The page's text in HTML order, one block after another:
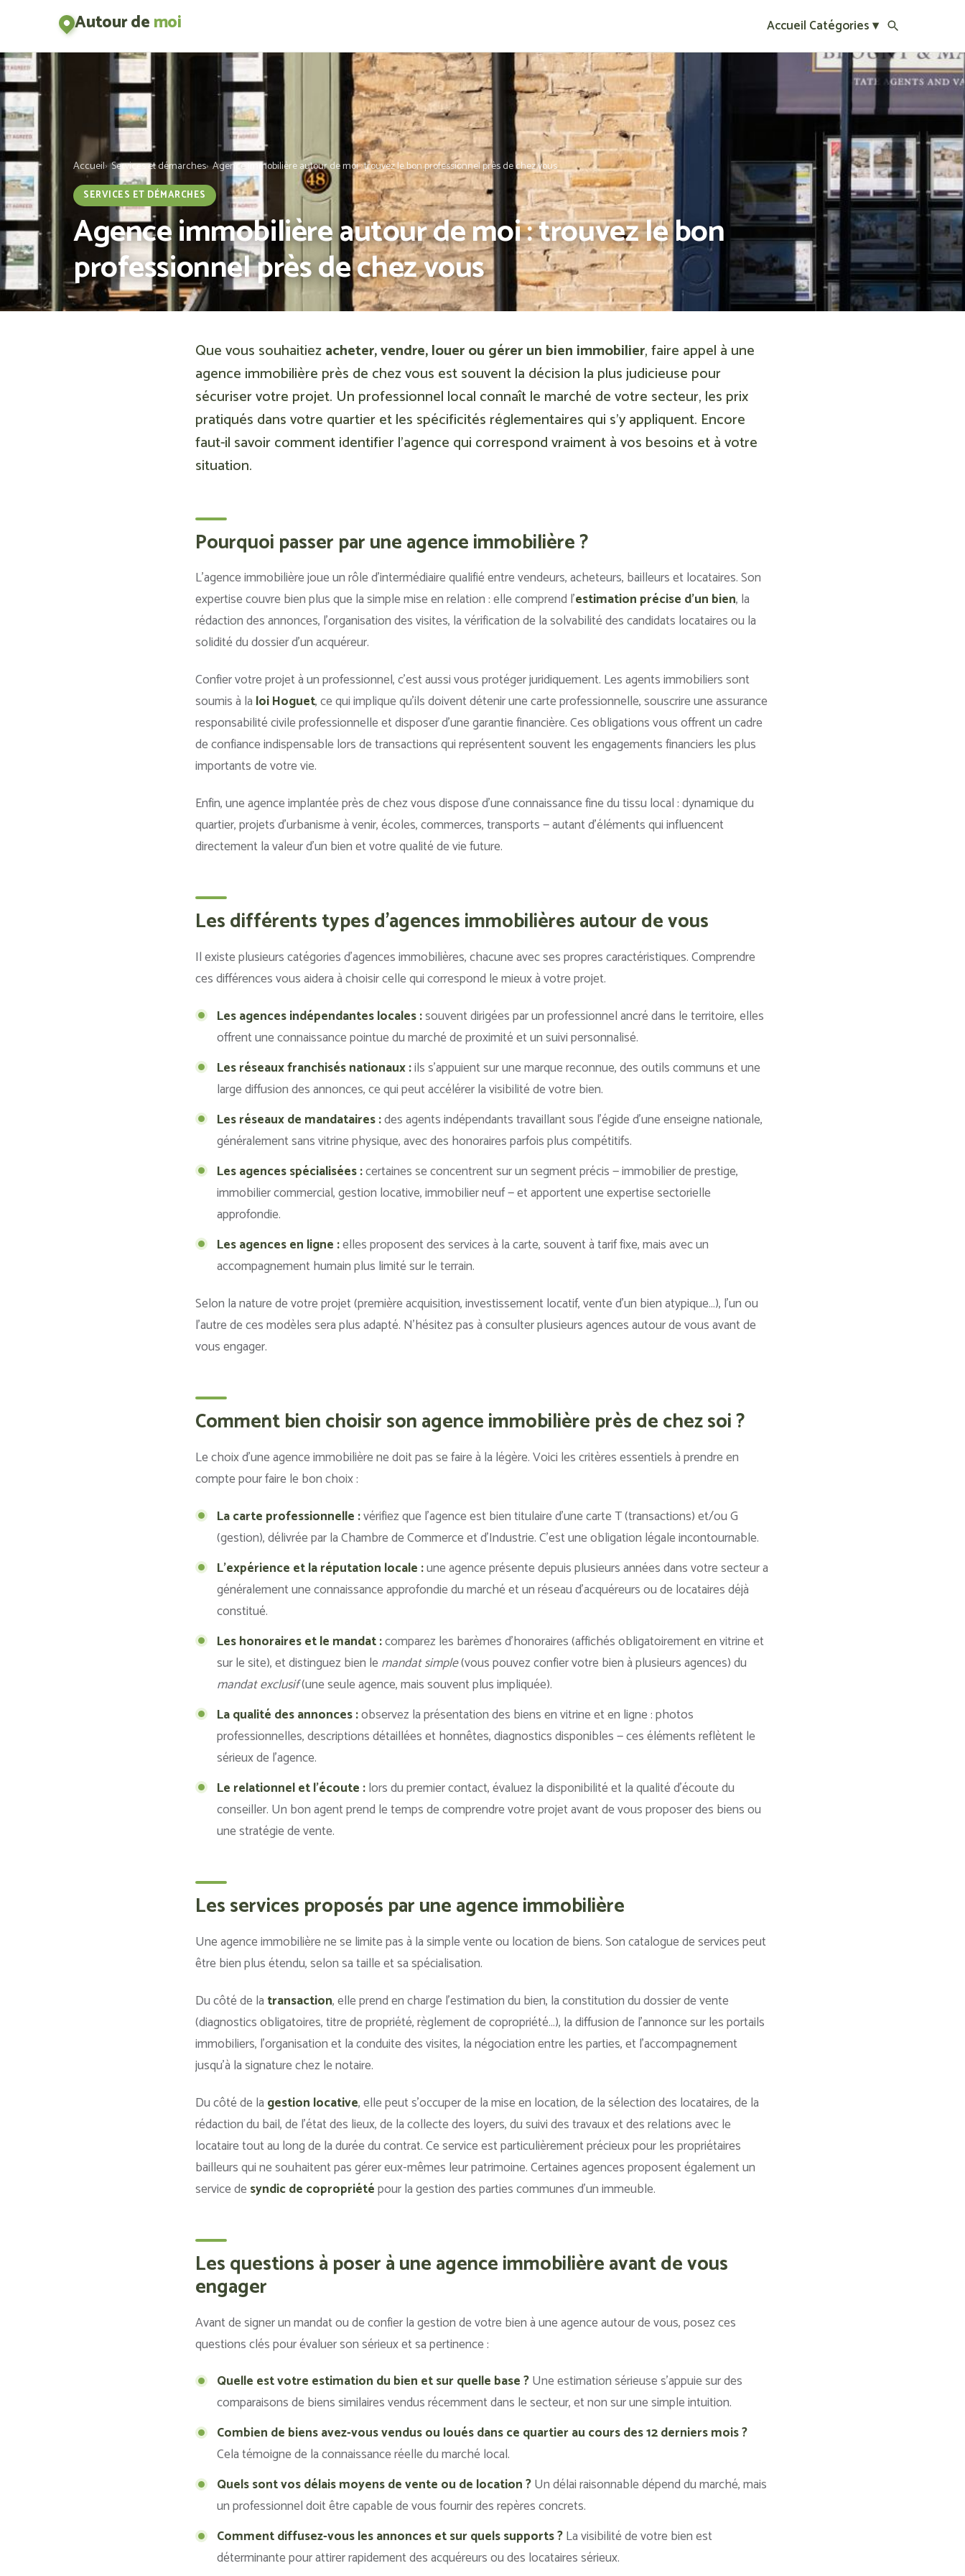
Autour demoi Accueil Catégories ▾
Accueil Services et démarches Agence immobilière autour de moi : trouvez le bon professionnel près de chez vous
SERVICES ET DÉMARCHES
Agence immobilière autour de moi : trouvez le bon
professionnel près de chez vous
Que vous souhaitiezacheter, vendre, louer ou gérer un bien immobilier, faire appel à une
agence immobilière près de chez vous est souvent la décision la plus judicieuse pour
sécuriser votre projet. Un professionnel local connaît le marché de votre secteur, les prix
pratiqués dans votre quartier et les spécificités réglementaires qui s’y appliquent. Encore
faut-il savoir comment identifier l’agence qui correspond vraiment à vos besoins et à votre
situation.
Pourquoi passer par une agence immobilière ?
L’agence immobilière joue un rôle d’intermédiaire qualifié entre vendeurs, acheteurs, bailleurs et locataires. Son
expertise couvre bien plus que la simple mise en relation : elle comprend l’estimation précise d’un bien, la
rédaction des annonces, l’organisation des visites, la vérification de la solvabilité des candidats locataires ou la
solidité du dossier d’un acquéreur.
Confier votre projet à un professionnel, c’est aussi vous protéger juridiquement. Les agents immobiliers sont
soumis à la loi Hoguet, ce qui implique qu’ils doivent détenir une carte professionnelle, souscrire une assurance
responsabilité civile professionnelle et disposer d’une garantie financière. Ces obligations vous offrent un cadre
de confiance indispensable lors de transactions qui représentent souvent les engagements financiers les plus
importants de votre vie.
Enfin, une agence implantée près de chez vous dispose d’une connaissance fine du tissu local : dynamique du
quartier, projets d’urbanisme à venir, écoles, commerces, transports — autant d’éléments qui influencent
directement la valeur d’un bien et votre qualité de vie future.
Les différents types d'agences immobilières autour de vous
Il existe plusieurs catégories d’agences immobilières, chacune avec ses propres caractéristiques. Comprendre
ces différences vous aidera à choisir celle qui correspond le mieux à votre projet.
Les agences indépendantes locales :souvent dirigées par un professionnel ancré dans le territoire, elles
offrent une connaissance pointue du marché de proximité et un suivi personnalisé.
Les réseaux franchisés nationaux :ils s’appuient sur une marque reconnue, des outils communs et une
large diffusion des annonces, ce qui peut accélérer la visibilité de votre bien.
Les réseaux de mandataires :des agents indépendants travaillant sous l’égide d’une enseigne nationale,
généralement sans vitrine physique, avec des honoraires parfois plus compétitifs.
Les agences spécialisées :certaines se concentrent sur un segment précis — immobilier de prestige,
immobilier commercial, gestion locative, immobilier neuf — et apportent une expertise sectorielle
approfondie.
Les agences en ligne :elles proposent des services à la carte, souvent à tarif fixe, mais avec un
accompagnement humain plus limité sur le terrain.
Selon la nature de votre projet (première acquisition, investissement locatif, vente d’un bien atypique…), l’un ou
l’autre de ces modèles sera plus adapté. N’hésitez pas à consulter plusieurs agences autour de vous avant de
vous engager.
Comment bien choisir son agence immobilière près de chez soi ?
Le choix d’une agence immobilière ne doit pas se faire à la légère. Voici les critères essentiels à prendre en
compte pour faire le bon choix :
La carte professionnelle :vérifiez que l’agence est bien titulaire d’une carte T (transactions) et/ou G
(gestion), délivrée par la Chambre de Commerce et d’Industrie. C’est une obligation légale incontournable.
L’expérience et la réputation locale :une agence présente depuis plusieurs années dans votre secteur a
généralement une connaissance approfondie du marché et un réseau d’acquéreurs ou de locataires déjà
constitué.
Les honoraires et le mandat :comparez les barèmes d’honoraires (affichés obligatoirement en vitrine et
sur le site), et distinguez bien lemandat simple(vous pouvez confier votre bien à plusieurs agences) du
mandat exclusif(une seule agence, mais souvent plus impliquée).
La qualité des annonces :observez la présentation des biens en vitrine et en ligne : photos
professionnelles, descriptions détaillées et honnêtes, diagnostics disponibles — ces éléments reflètent le
sérieux de l’agence.
Le relationnel et l’écoute :lors du premier contact, évaluez la disponibilité et la qualité d’écoute du
conseiller. Un bon agent prend le temps de comprendre votre projet avant de vous proposer des biens ou
une stratégie de vente.
Les services proposés par une agence immobilière
Une agence immobilière ne se limite pas à la simple vente ou location de biens. Son catalogue de services peut
être bien plus étendu, selon sa taille et sa spécialisation.
Du côté de la transaction, elle prend en charge l’estimation du bien, la constitution du dossier de vente
(diagnostics obligatoires, titre de propriété, règlement de copropriété…), la diffusion de l’annonce sur les portails
immobiliers, l’organisation et la conduite des visites, la négociation entre les parties, et l’accompagnement
jusqu’à la signature chez le notaire.
Du côté de la gestion locative, elle peut s’occuper de la mise en location, de la sélection des locataires, de la
rédaction du bail, de l’état des lieux, de la collecte des loyers, du suivi des travaux et des relations avec le
locataire tout au long de la durée du contrat. Ce service est particulièrement précieux pour les propriétaires
bailleurs qui ne souhaitent pas gérer eux-mêmes leur patrimoine. Certaines agences proposent également un
service desyndic de copropriétépour la gestion des parties communes d’un immeuble.
Les questions à poser à une agence immobilière avant de vous
engager
Avant de signer un mandat ou de confier la gestion de votre bien à une agence autour de vous, posez ces
questions clés pour évaluer son sérieux et sa pertinence :
Quelle est votre estimation du bien et sur quelle base ?Une estimation sérieuse s’appuie sur des
comparaisons de biens similaires vendus récemment dans le secteur, et non sur une simple intuition.
Combien de biens avez-vous vendus ou loués dans ce quartier au cours des 12 derniers mois ?
Cela témoigne de la connaissance réelle du marché local.
Quels sont vos délais moyens de vente ou de location ?Un délai raisonnable dépend du marché, mais
un professionnel doit être capable de vous fournir des repères concrets.
Comment diffusez-vous les annonces et sur quels supports ?La visibilité de votre bien est
déterminante pour attirer rapidement des acquéreurs ou des locataires sérieux.